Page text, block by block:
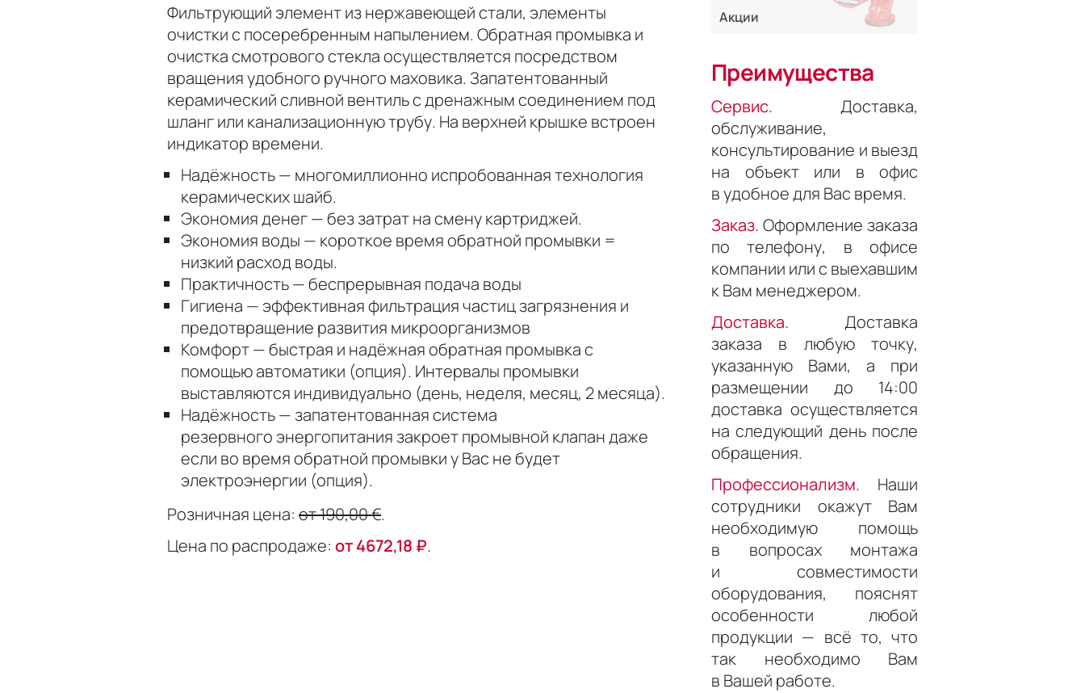
Фильтрующий элемент из нержавеющей стали, элементы
очистки с посеребренным напылением. Обратная промывка и
очистка смотрового стекла осуществляется посредством
вращения удобного ручного маховика. Запатентованный
керамический сливной вентиль с дренажным соединением под
шланг или канализационную трубу. На верхней крышке встроен
индикатор времени.
Надёжность — многомиллионно испробованная технология
керамических шайб.
Экономия денег — без затрат на смену картриджей.
Экономия воды — короткое время обратной промывки =
низкий расход воды.
Практичность — беспрерывная подача воды
Гигиена — эффективная фильтрация частиц загрязнения и
предотвращение развития микроорганизмов
Комфорт — быстрая и надёжная обратная промывка с
помощью автоматики (опция). Интервалы промывки
выставляются индивидуально (день, неделя, месяц, 2 месяца).
Надёжность — запатентованная система
резервного энергопитания закроет промывной клапан даже
если во время обратной промывки у Вас не будет
электроэнергии (опция).
Розничная цена: от 190,00 €.
Цена по распродаже: от 4672,18 ₽.
Акции
Преимущества
Сервис. Доставка,
обслуживание,
консультирование и выезд
на объект или в офис
в удобное для Вас время.
Заказ. Оформление заказа
по телефону, в офисе
компании или с выехавшим
к Вам менеджером.
Доставка. Доставка
заказа в любую точку,
указанную Вами, а при
размещении до 14:00
доставка осуществляется
на следующий день после
обращения.
Профессионализм. Наши
сотрудники окажут Вам
необходимую помощь
в вопросах монтажа
и совместимости
оборудования, пояснят
особенности любой
продукции — всё то, что
так необходимо Вам
в Вашей работе.